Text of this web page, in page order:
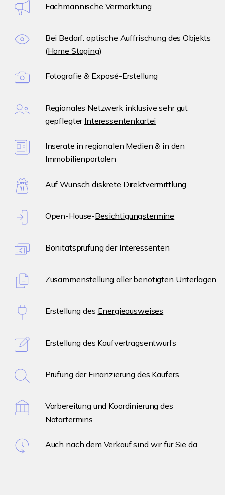
Fachmännische Vermarktung
Bei Bedarf: optische Auffrischung des Objekts
(Home Staging)
Fotografie & Exposé-Erstellung
Regionales Netzwerk inklusive sehr gut
gepflegter Interessentenkartei
Inserate in regionalen Medien & in den
Immobilienportalen
Auf Wunsch diskrete Direktvermittlung
Open-House-Besichtigungstermine
Bonitätsprüfung der Interessenten
Zusammenstellung aller benötigten Unterlagen
Erstellung des Energieausweises
Erstellung des Kaufvertragsentwurfs
Prüfung der Finanzierung des Käufers
Vorbereitung und Koordinierung des
Notartermins
Auch nach dem Verkauf sind wir für Sie da